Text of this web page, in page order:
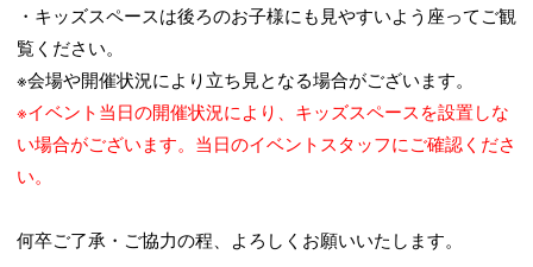
・キッズスペースは後ろのお子様にも見やすいよう座ってご観
覧ください。
※会場や開催状況により立ち見となる場合がございます。
※イベント当日の開催状況により、キッズスペースを設置しな
い場合がございます。当日のイベントスタッフにご確認くださ
い。
何卒ご了承・ご協力の程、よろしくお願いいたします。